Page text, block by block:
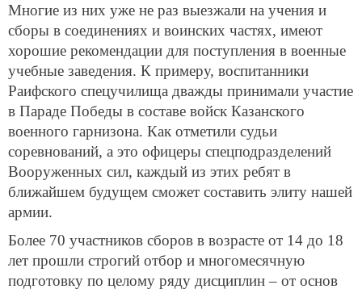
Многие из них уже не раз выезжали на учения и
сборы в соединениях и воинских частях, имеют
хорошие рекомендации для поступления в военные
учебные заведения. К примеру, воспитанники
Раифского спецучилища дважды принимали участие
в Параде Победы в составе войск Казанского
военного гарнизона. Как отметили судьи
соревнований, а это офицеры спецподразделений
Вооруженных сил, каждый из этих ребят в
ближайшем будущем сможет составить элиту нашей
армии.
Более 70 участников сборов в возрасте от 14 до 18
лет прошли строгий отбор и многомесячную
подготовку по целому ряду дисциплин – от основ